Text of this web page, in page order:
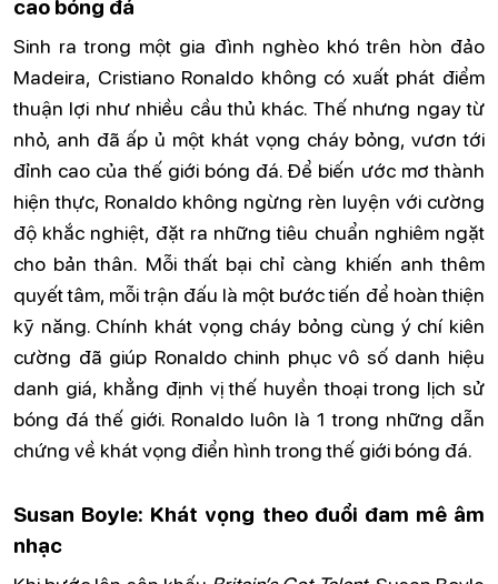
cao bóng đá
Sinh ra trong một gia đình nghèo khó trên hòn đảo
Madeira, Cristiano Ronaldo không có xuất phát điểm
thuận lợi như nhiều cầu thủ khác. Thế nhưng ngay từ
nhỏ, anh đã ấp ủ một khát vọng cháy bỏng, vươn tới
đỉnh cao của thế giới bóng đá. Để biến ước mơ thành
hiện thực, Ronaldo không ngừng rèn luyện với cường
độ khắc nghiệt, đặt ra những tiêu chuẩn nghiêm ngặt
cho bản thân. Mỗi thất bại chỉ càng khiến anh thêm
quyết tâm, mỗi trận đấu là một bước tiến để hoàn thiện
kỹ năng. Chính khát vọng cháy bỏng cùng ý chí kiên
cường đã giúp Ronaldo chinh phục vô số danh hiệu
danh giá, khẳng định vị thế huyền thoại trong lịch sử
bóng đá thế giới. Ronaldo luôn là 1 trong những dẫn
chứng về khát vọng điển hình trong thế giới bóng đá.
Susan Boyle: Khát vọng theo đuổi đam mê âm
nhạc